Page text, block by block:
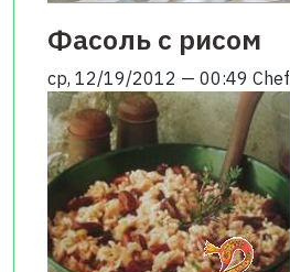
Фасоль с рисом
ср, 12/19/2012 — 00:49 Chef